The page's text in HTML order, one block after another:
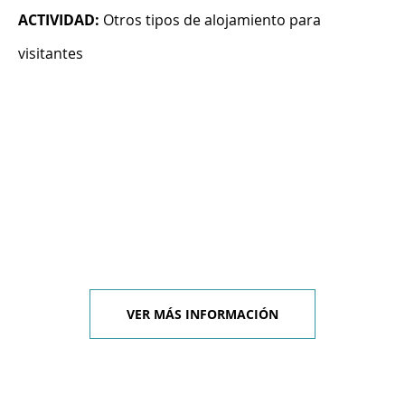
ACTIVIDAD: Otros tipos de alojamiento para
visitantes
VER MÁS INFORMACIÓN